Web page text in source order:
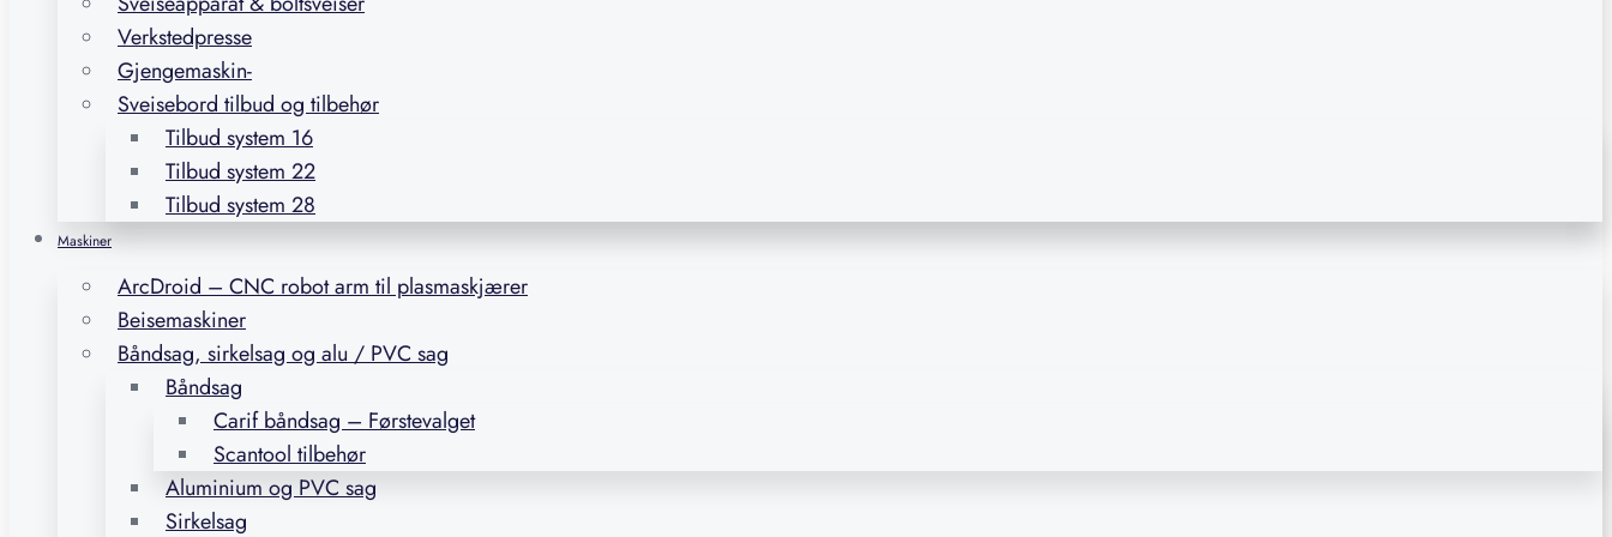
Verkstedpresse
Gjengemaskin-
Sveisebord tilbud og tilbehør
Tilbud system 16
Tilbud system 22
Tilbud system 28
Maskiner
ArcDroid – CNC robot arm til plasmaskjærer
Beisemaskiner
Båndsag, sirkelsag og alu / PVC sag
Båndsag
Carif båndsag – Førstevalget
Scantool tilbehør
Aluminium og PVC sag
Sirkelsag